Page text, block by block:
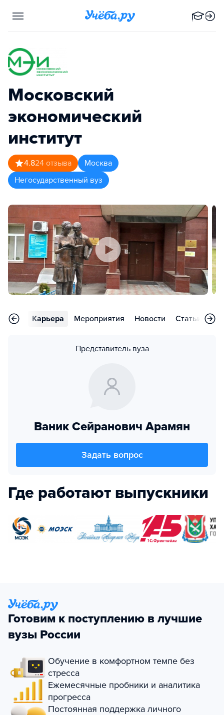
Московский
экономический
институт
4.824 отзыва
Москва
Негосударственный вуз
Карьера Мероприятия Новости Статьи
Представитель вуза
Ваник Сейранович Арамян
Задать вопрос
Где работают выпускники
Готовим к поступлению в лучшие
вузы России
Обучение в комфортном темпе без
стресса
Ежемесячные пробники и аналитика
прогресса
Постоянная поддержка личного